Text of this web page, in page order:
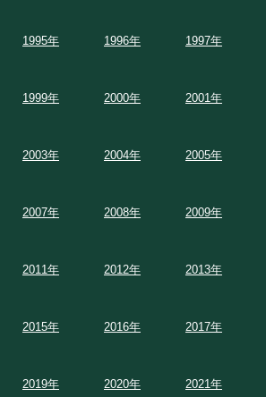
1995年 1996年 1997年
1999年 2000年 2001年
2003年 2004年 2005年
2007年 2008年 2009年
2011年 2012年 2013年
2015年 2016年 2017年
2019年 2020年 2021年